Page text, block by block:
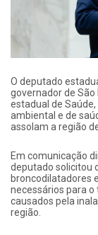
O deputado
governador de São
estadual de
ambiental e de
assolam a região
Em comunicação
deputado solicitou
broncodilatadores
necessários para
causados pela
região.